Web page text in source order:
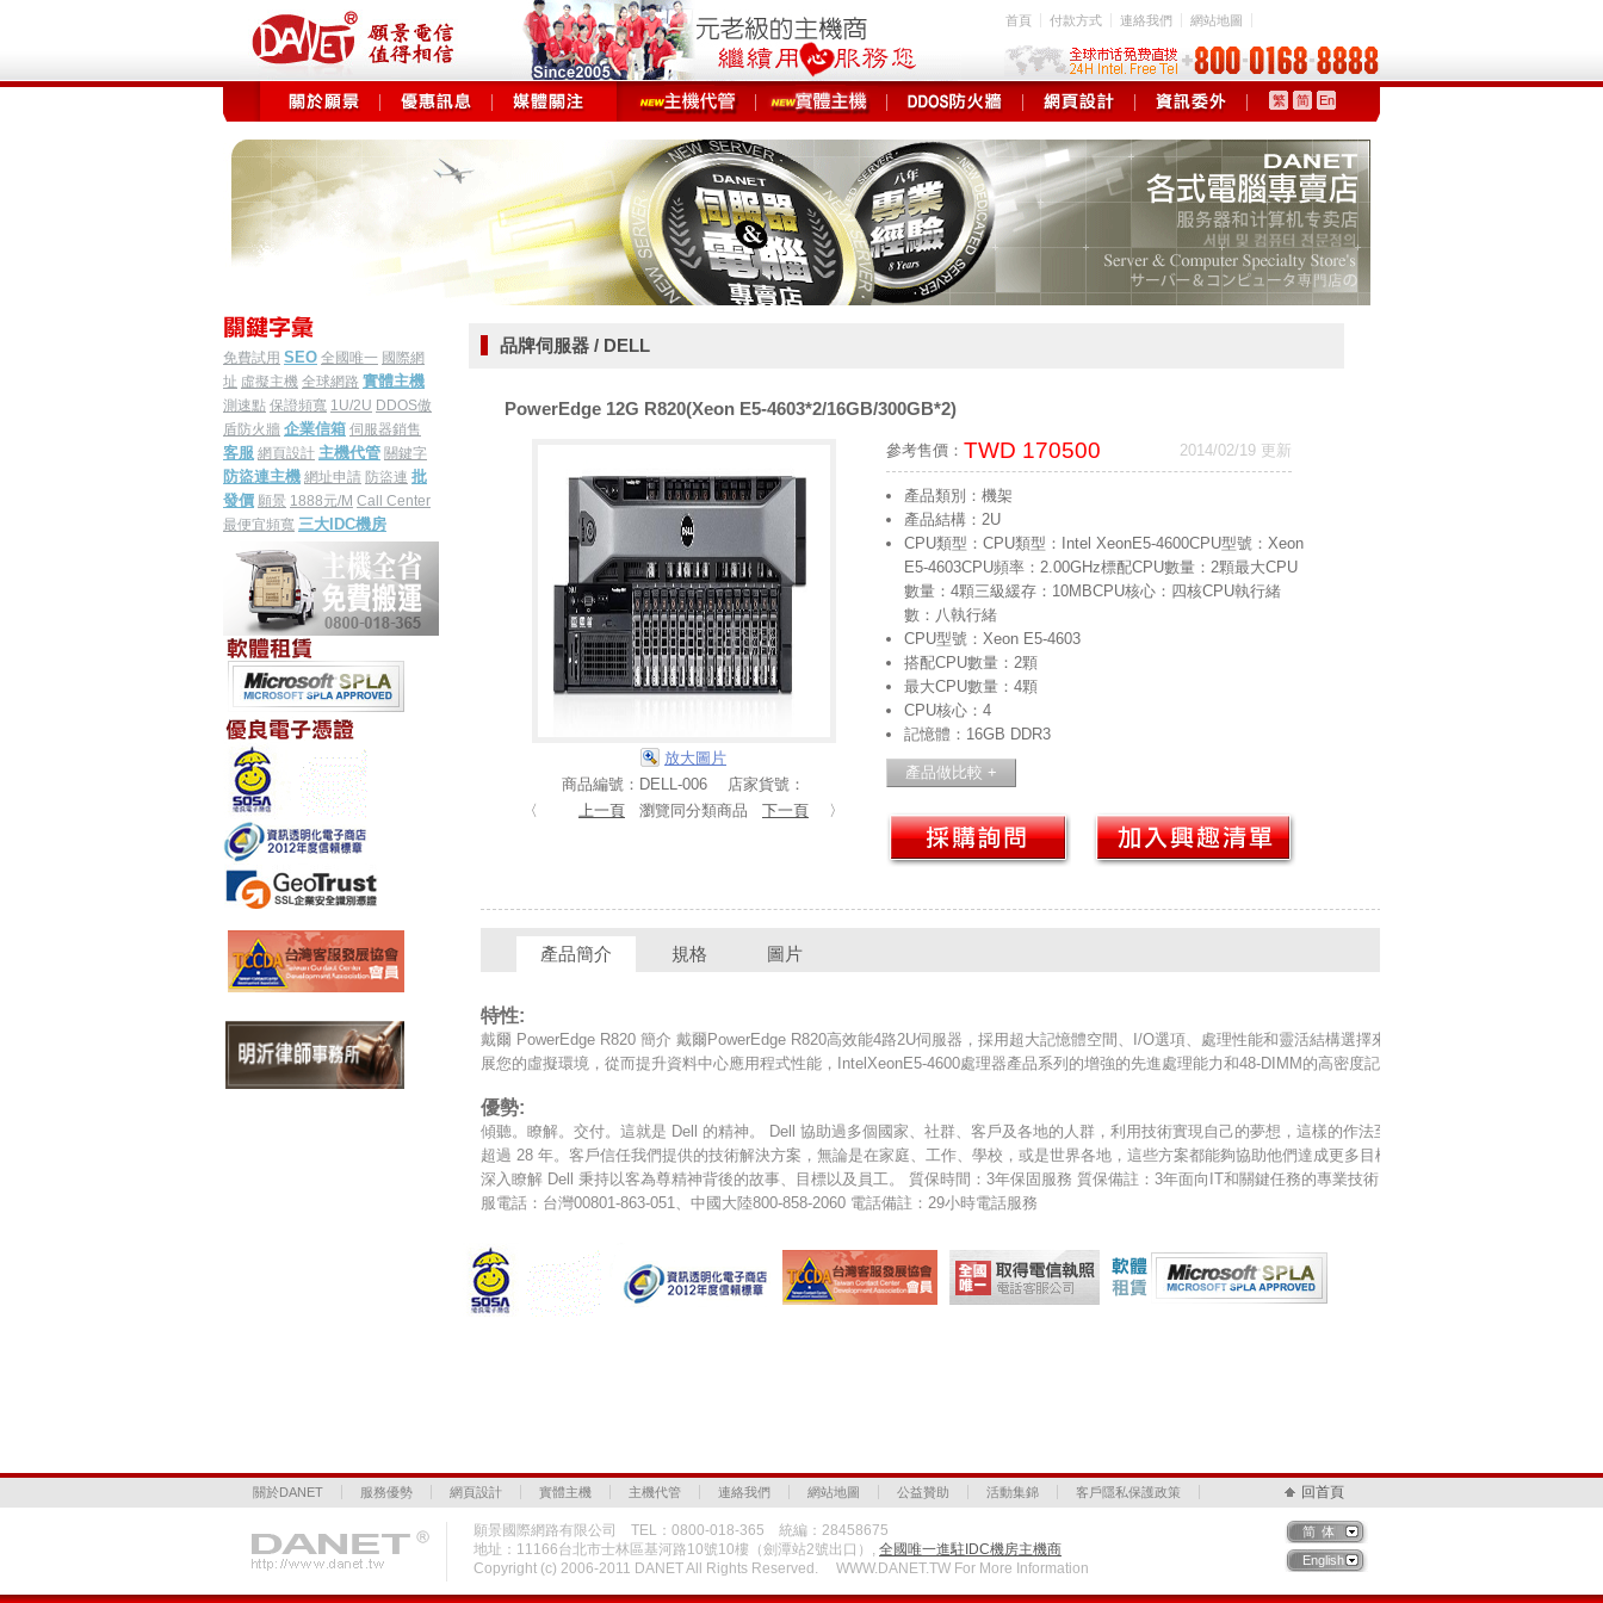
首頁 付款方式 連絡我們 網站地圖
繁 简 En
免費試用 SEO 全國唯一 國際網
址 虛擬主機 全球網路 實體主機
測速點 保證頻寬 1U/2U DDOS傲
盾防火牆 企業信箱 伺服器銷售
客服 網頁設計 主機代管 關鍵字
防盜連主機 網址申請 防盜連 批
發價 願景 1888元/M Call Center
最便宜頻寬 三大IDC機房
品牌伺服器 / DELL
PowerEdge 12G R820(Xeon E5-4603*2/16GB/300GB*2)
放大圖片
商品編號：DELL-006 店家貨號：
〈
上一頁 瀏覽同分類商品 下一頁 〉
參考售價： TWD 170500 2014/02/19 更新
產品類別：機架
產品結構：2U
CPU類型：CPU類型：Intel XeonE5-4600CPU型號：Xeon
E5-4603CPU頻率：2.00GHz標配CPU數量：2顆最大CPU
數量：4顆三級緩存：10MBCPU核心：四核CPU執行緒
數：八執行緒
CPU型號：Xeon E5-4603
搭配CPU數量：2顆
最大CPU數量：4顆
CPU核心：4
記憶體：16GB DDR3
產品簡介 規格 圖片
特性:
戴爾 PowerEdge R820 簡介 戴爾PowerEdge R820高效能4路2U伺服器，採用超大記憶體空間、I/O選項、處理性能和靈活結構選擇來擴
展您的虛擬環境，從而提升資料中心應用程式性能，IntelXeonE5-4600處理器產品系列的增強的先進處理能力和48-DIMM的高密度記憶體
優勢:
傾聽。瞭解。交付。這就是 Dell 的精神。 Dell 協助過多個國家、社群、客戶及各地的人群，利用技術實現自己的夢想，這樣的作法至少
超過 28 年。客戶信任我們提供的技術解決方案，無論是在家庭、工作、學校，或是世界各地，這些方案都能夠協助他們達成更多目標。
深入瞭解 Dell 秉持以客為尊精神背後的故事、目標以及員工。 質保時間：3年保固服務 質保備註：3年面向IT和關鍵任務的專業技術 客
服電話：台灣00801-863-051、中國大陸800-858-2060 電話備註：29小時電話服務
關於DANET 服務優勢 網頁設計 實體主機 主機代管 連絡我們 網站地圖 公益贊助 活動集錦 客戶隱私保護政策 回首頁
願景國際網路有限公司 TEL：0800-018-365 統編：28458675
地址：11166台北市士林區基河路10號10樓（劍潭站2號出口）, 全國唯一進駐IDC機房主機商
Copyright (c) 2006-2011 DANET All Rights Reserved. WWW.DANET.TW For More Information
简体
English